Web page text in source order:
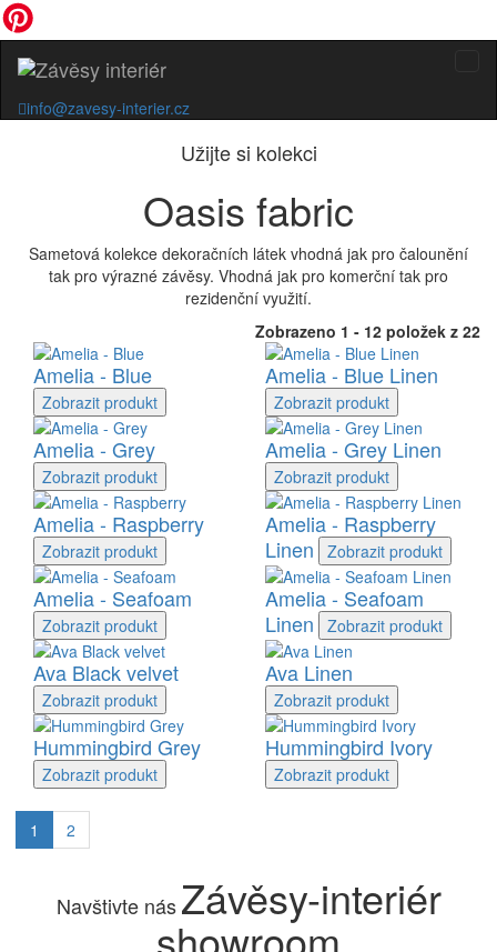
info@zavesy-interier.cz
Užijte si kolekci
Oasis fabric
Sametová kolekce dekoračních látek vhodná jak pro čalounění
tak pro výrazné závěsy. Vhodná jak pro komerční tak pro
rezidenční využití.
Zobrazeno 1 - 12 položek z 22
Amelia - Blue
Zobrazit produkt
Amelia - Blue Linen
Zobrazit produkt
Amelia - Grey
Zobrazit produkt
Amelia - Grey Linen
Zobrazit produkt
Amelia - Raspberry
Zobrazit produkt
Amelia - Raspberry
Linen
Zobrazit produkt
Amelia - Seafoam
Zobrazit produkt
Amelia - Seafoam
Linen
Zobrazit produkt
Ava Black velvet
Zobrazit produkt
Ava Linen
Zobrazit produkt
Hummingbird Grey
Zobrazit produkt
Hummingbird Ivory
Zobrazit produkt
1 2
Navštivte nás Závěsy-interiér
showroom